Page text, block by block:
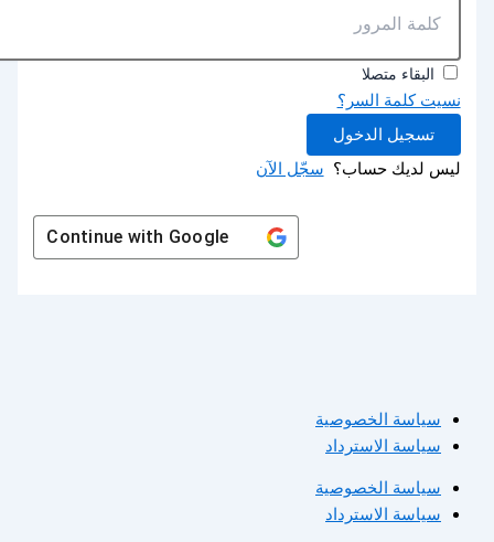
البقاء متصلا
نسيت كلمة السر؟
تسجيل الدخول
ليس لديك حساب؟ سجّل الآن
Continue withGoogle
سياسة الخصوصية
سياسة الاسترداد
سياسة الخصوصية
سياسة الاسترداد